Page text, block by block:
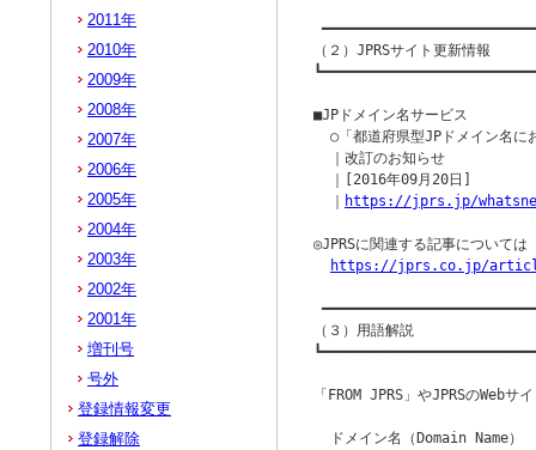
（２）JPRSサイト更新情報
■JPドメイン名サービス
○「都道府県型JPドメイン名に
  ｜改訂のお知らせ
  ｜[2016年09月20日]
https://jprs.jp/
◎JPRSに関連する記事について
https://jprs.co.jp/
（３）用語解説
「FROM JPRS」やJPRSのWeb
  ドメイン名（Domain Name）
2011年
2010年
2009年
2008年
2007年
2006年
2005年
2004年
2003年
2002年
2001年
増刊号
号外
登録情報変更
登録解除